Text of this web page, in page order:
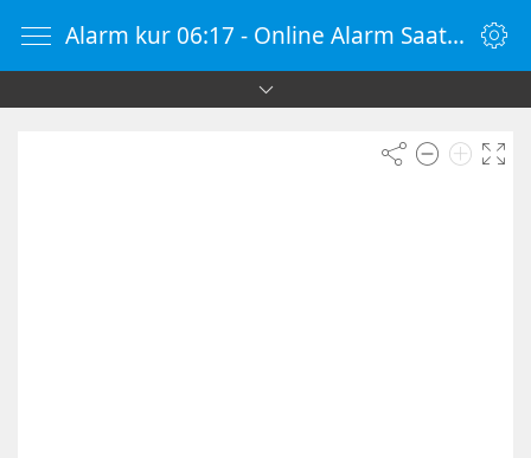
Alarm kur 06:17 - Online Alarm Saati - Alarm Kur